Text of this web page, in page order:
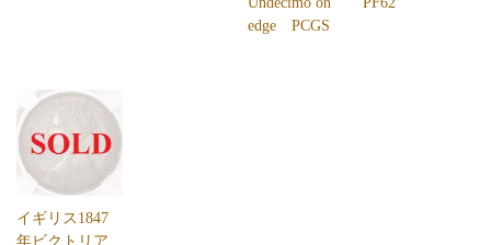
edge PCGS
イギリス1847
年ビクトリア